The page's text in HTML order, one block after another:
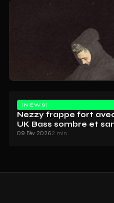
NEWS
Nezzy frappe fort avec
UK Bass sombre et
09 Fév 20262 min